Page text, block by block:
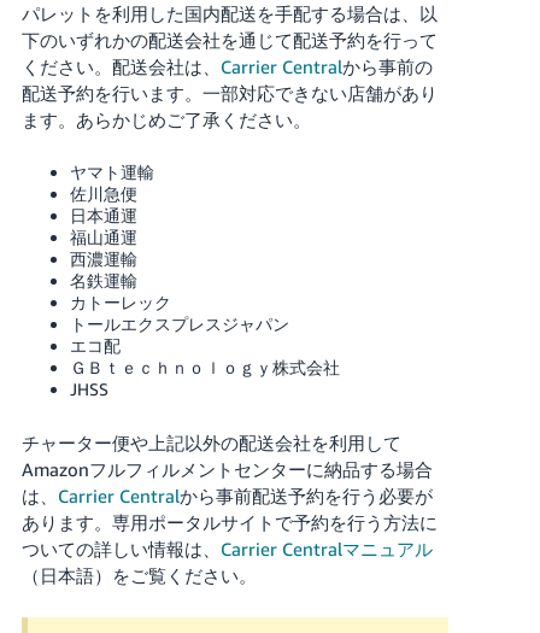
語
-
JP
English
- JP
さ
っ
そ
く
め
る
パレットを利用した国内配送を手配する場合は、以
下のいずれかの配送会社を通じて配送予約を行って
ください。配送会社は、 Carrier Centralから事前の
配送予約を行います。一部対応できない店舗があり
ます。あらかじめご了承ください。
ヤマト運輸
佐川急便
日本通運
福山通運
西濃運輸
名鉄運輸
カトーレック
トールエクスプレスジャパン
エコ配
ＧＢｔｅｃｈｎｏｌｏｇｙ株式会社
JHSS
チャーター便や上記以外の配送会社を利用して
Amazonフルフィルメントセンターに納品する場合
は、 Carrier Centralから事前配送予約を行う必要が
あります。専用ポータルサイトで予約を行う方法に
ついての詳しい情報は、 Carrier Centralマニュアル
（日本語）をご覧ください。